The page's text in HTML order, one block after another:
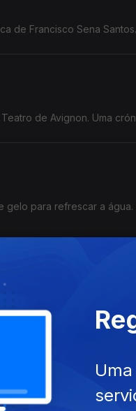
de Francisco Sena Santos.
de Avignon. Uma
gelo para refrescar a
acabar com o voto. Uma